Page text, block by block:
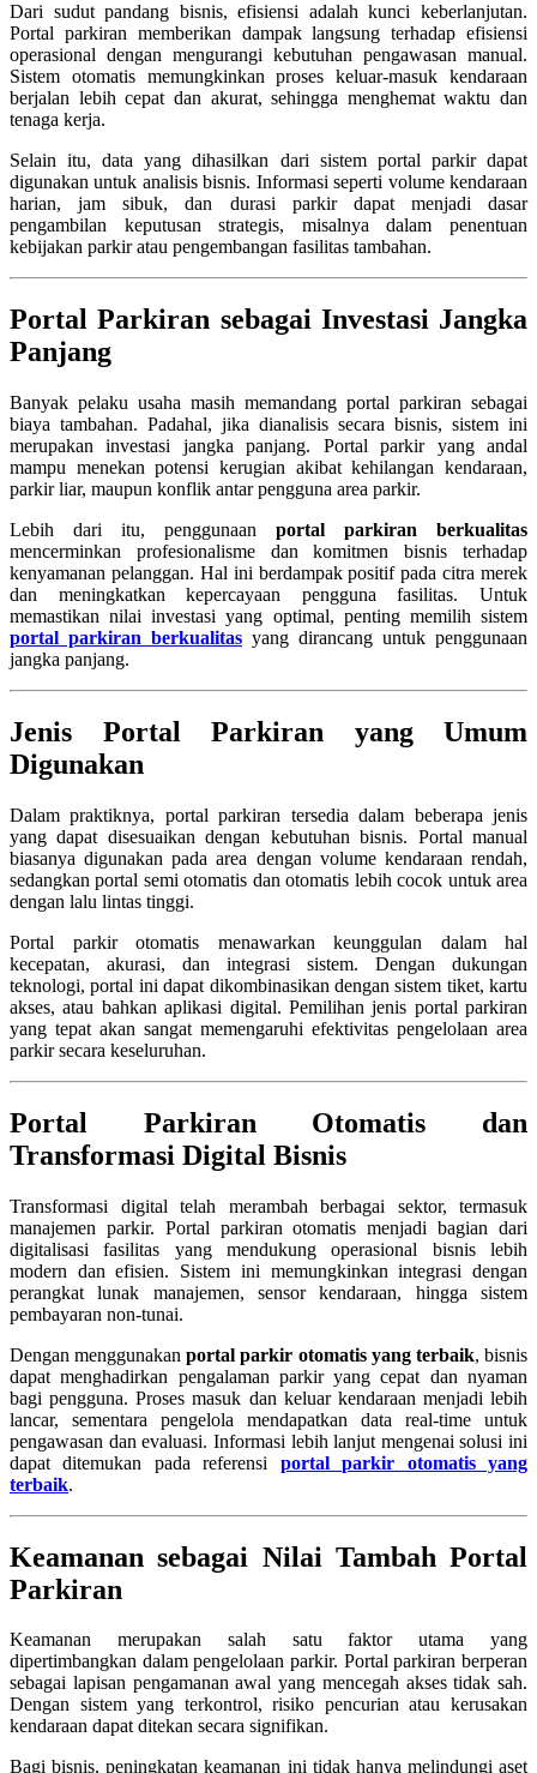
Dari sudut pandang bisnis, efisiensi adalah kunci keberlanjutan.
Portal parkiran memberikan dampak langsung terhadap efisiensi
operasional dengan mengurangi kebutuhan pengawasan manual.
Sistem otomatis memungkinkan proses keluar-masuk kendaraan
berjalan lebih cepat dan akurat, sehingga menghemat waktu dan
tenaga kerja.
Selain itu, data yang dihasilkan dari sistem portal parkir dapat
digunakan untuk analisis bisnis. Informasi seperti volume kendaraan
harian, jam sibuk, dan durasi parkir dapat menjadi dasar
pengambilan keputusan strategis, misalnya dalam penentuan
kebijakan parkir atau pengembangan fasilitas tambahan.
Portal Parkiran sebagai Investasi Jangka
Panjang
Banyak pelaku usaha masih memandang portal parkiran sebagai
biaya tambahan. Padahal, jika dianalisis secara bisnis, sistem ini
merupakan investasi jangka panjang. Portal parkir yang andal
mampu menekan potensi kerugian akibat kehilangan kendaraan,
parkir liar, maupun konflik antar pengguna area parkir.
Lebih dari itu, penggunaan portal parkiran berkualitas
mencerminkan profesionalisme dan komitmen bisnis terhadap
kenyamanan pelanggan. Hal ini berdampak positif pada citra merek
dan meningkatkan kepercayaan pengguna fasilitas. Untuk
memastikan nilai investasi yang optimal, penting memilih sistem
portal parkiran berkualitas yang dirancang untuk penggunaan
jangka panjang.
Jenis Portal Parkiran yang Umum
Digunakan
Dalam praktiknya, portal parkiran tersedia dalam beberapa jenis
yang dapat disesuaikan dengan kebutuhan bisnis. Portal manual
biasanya digunakan pada area dengan volume kendaraan rendah,
sedangkan portal semi otomatis dan otomatis lebih cocok untuk area
dengan lalu lintas tinggi.
Portal parkir otomatis menawarkan keunggulan dalam hal
kecepatan, akurasi, dan integrasi sistem. Dengan dukungan
teknologi, portal ini dapat dikombinasikan dengan sistem tiket, kartu
akses, atau bahkan aplikasi digital. Pemilihan jenis portal parkiran
yang tepat akan sangat memengaruhi efektivitas pengelolaan area
parkir secara keseluruhan.
Portal Parkiran Otomatis dan
Transformasi Digital Bisnis
Transformasi digital telah merambah berbagai sektor, termasuk
manajemen parkir. Portal parkiran otomatis menjadi bagian dari
digitalisasi fasilitas yang mendukung operasional bisnis lebih
modern dan efisien. Sistem ini memungkinkan integrasi dengan
perangkat lunak manajemen, sensor kendaraan, hingga sistem
pembayaran non-tunai.
Dengan menggunakanportal parkir otomatis yang terbaik, bisnis
dapat menghadirkan pengalaman parkir yang cepat dan nyaman
bagi pengguna. Proses masuk dan keluar kendaraan menjadi lebih
lancar, sementara pengelola mendapatkan data real-time untuk
pengawasan dan evaluasi. Informasi lebih lanjut mengenai solusi ini
dapat ditemukan pada referensi portal parkir otomatis yang
terbaik.
Keamanan sebagai Nilai Tambah Portal
Parkiran
Keamanan merupakan salah satu faktor utama yang
dipertimbangkan dalam pengelolaan parkir. Portal parkiran berperan
sebagai lapisan pengamanan awal yang mencegah akses tidak sah.
Dengan sistem yang terkontrol, risiko pencurian atau kerusakan
kendaraan dapat ditekan secara signifikan.
Bagi bisnis, peningkatan keamanan ini tidak hanya melindungi aset